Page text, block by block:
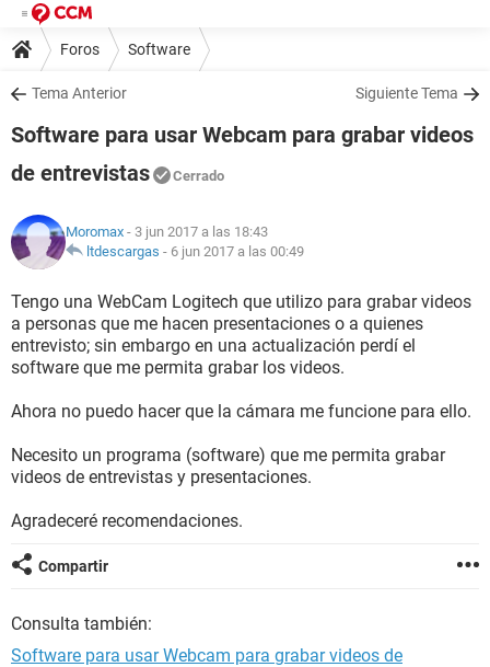
Foros Software
Tema Anterior Siguiente Tema
Software para usar Webcam para grabar videos
de entrevistas
Cerrado
Moromax - 3 jun 2017 a las 18:43
ltdescargas - 6 jun 2017 a las 00:49
Tengo una WebCam Logitech que utilizo para grabar videos
a personas que me hacen presentaciones o a quienes
entrevisto; sin embargo en una actualización perdí el
software que me permita grabar los videos.
Ahora no puedo hacer que la cámara me funcione para ello.
Necesito un programa (software) que me permita grabar
videos de entrevistas y presentaciones.
Agradeceré recomendaciones.
Compartir
Consulta también:
Software para usar Webcam para grabar videos de